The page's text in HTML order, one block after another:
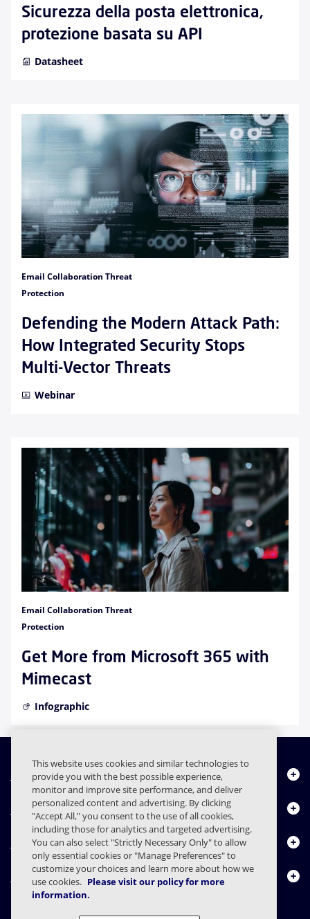
Sicurezza della posta elettronica,
protezione basata su API
Datasheet
Email Collaboration Threat
Protection
Defending the Modern Attack Path:
How Integrated Security Stops
Multi-Vector Threats
Webinar
Email Collaboration Threat
Protection
Get More from Microsoft 365 with
Mimecast
Infographic
Chi siamo
Prodotti
Centro risorse
Contattaci
This website uses cookies and similar technologies to
provide you with the best possible experience,
monitor and improve site performance, and deliver
personalized content and advertising. By clicking
"Accept All," you consent to the use of all cookies,
including those for analytics and targeted advertising.
You can also select "Strictly Necessary Only" to allow
only essential cookies or "Manage Preferences" to
customize your choices and learn more about how we
use cookies. Please visit our policy for more
information.